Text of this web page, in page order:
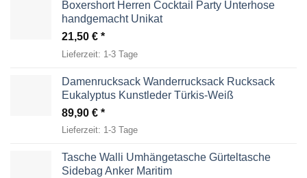
Boxershort Herren Cocktail Party Unterhose
handgemacht Unikat
21,50 €
Lieferzeit: 1-3 Tage
Damenrucksack Wanderrucksack Rucksack
Eukalyptus Kunstleder Türkis-Weiß
89,90 €
Lieferzeit: 1-3 Tage
Tasche Walli Umhängetasche Gürteltasche
Sidebag Anker Maritim